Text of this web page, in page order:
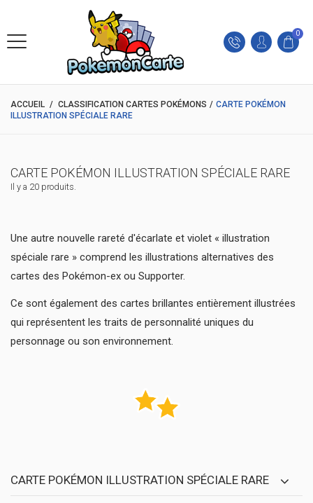
0
ACCUEIL / CLASSIFICATION CARTES POKÉMONS / CARTE POKÉMON
ILLUSTRATION SPÉCIALE RARE
CARTE POKÉMON ILLUSTRATION SPÉCIALE RARE
Il y a 20 produits.
Une autre nouvelle rareté d'écarlate et violet « illustration
spéciale rare » comprend les illustrations alternatives des
cartes des Pokémon-ex ou Supporter.
Ce sont également des cartes brillantes entièrement illustrées
qui représentent les traits de personnalité uniques du
personnage ou son environnement.
CARTE POKÉMON ILLUSTRATION SPÉCIALE RARE